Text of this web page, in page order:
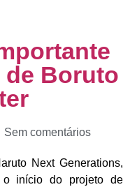
Boruto
Sem comentários
Next Generations,
o início do projeto de